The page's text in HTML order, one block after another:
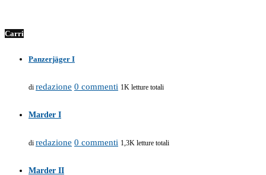
Carri
Panzerjäger I
di redazione 0 commenti 1K letture totali
Marder I
di redazione 0 commenti 1,3K letture totali
Marder II